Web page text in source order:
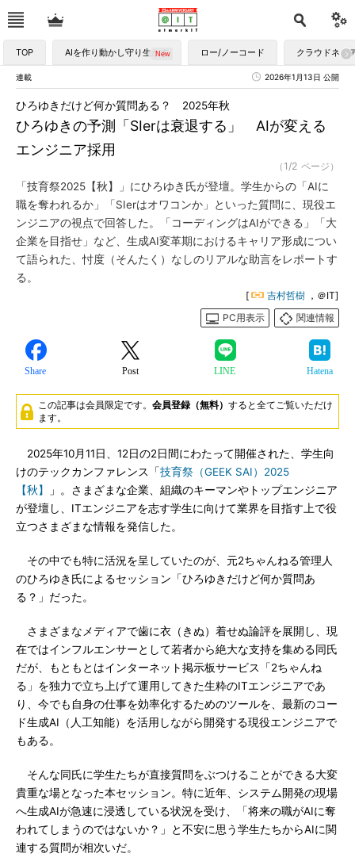
TOP AIを作り動かし守り生かす ロー/ノーコード クラウドネイ
連載 2026年1月13日 公開
ひろゆきの予測「SIerは衰退する」 AIが変える
エンジニア採用
ひろゆきだけど何か質問ある？ 2025年秋
（1/2 ページ）
「技育祭2025【秋】」にひろゆき氏が登壇。学生からの「AIに
職を奪われるか」「SIerはオワコンか」といった質問に、現役エ
ンジニアの視点で回答した。「コーディングはAIができる」「大
企業を目指せ」など、生成AI変革期におけるキャリア形成につい
て語られた、忖度（そんたく）なしのリアルな助言をレポートす
る。
[ 吉村哲樹 ，＠IT]
PC用表示
関連情報
Share Post LINE Hatena
この記事は会員限定です。 会員登録（無料） すると全てご覧いただけ
ます。
2025年10月11日、12日の2日間にわたって開催された、学生向
けのテックカンファレンス「技育祭（GEEK SAI）2025
【秋】
」。さまざまな企業、組織のキーマンやトップエンジニア
が登壇し、ITエンジニアを志す学生に向けて業界を目指す上で役
立つさまざまな情報を発信した。
その中でも特に活況を呈していたのが、元2ちゃんねる管理人
のひろゆき氏によるセッション「ひろゆきだけど何か質問あ
る？」だった。
さまざまなメディアで歯に衣（きぬ）着せぬ論評を展開し、現
在ではインフルエンサーとして若者から絶大な支持を集める同氏
だが、もともとはインターネット掲示板サービス「2ちゃんね
る」を独力で立ち上げて運用してきた生粋のITエンジニアであ
り、今でも自身の仕事を効率化するためのツールを、最新のコー
ド生成AI（人工知能）を活用しながら開発する現役エンジニアで
もある。
そんな同氏に学生たちが直接質問をぶつけることができる大変
貴重な場となった本セッション。特に近年、システム開発の現場
へ生成AIが急速に浸透している状況を受け、「将来の職がAIに奪
われてしまうのではないか？」と不安に思う学生たちからAIに関
連する質問が相次いだ。